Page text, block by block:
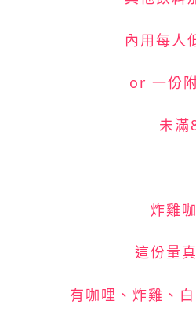
內用每人
or 一份
未滿
炸雞
這份量
有咖哩、炸雞、